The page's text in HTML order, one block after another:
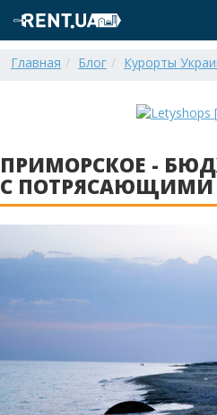
Главная Блог Курорты
ПРИМОРСКОЕ -
С